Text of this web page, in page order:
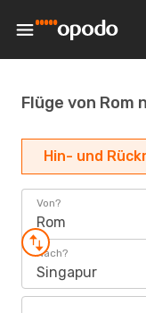
Flüge von Rom
Hin- und
Von?
Rom
Nach?
Singapur